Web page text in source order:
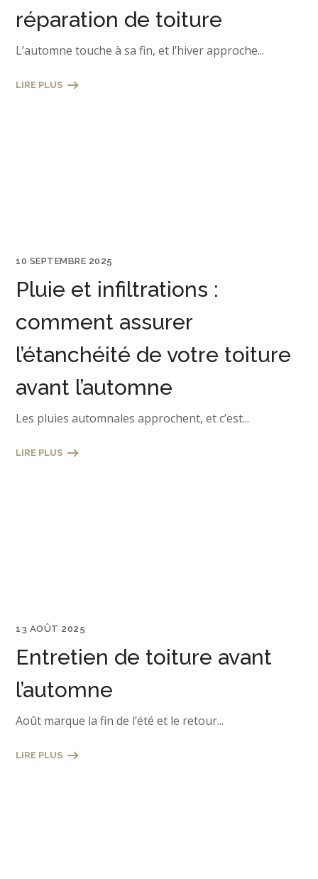
réparation de toiture
L’automne touche à sa fin, et l’hiver approche...
LIRE PLUS
10 SEPTEMBRE 2025
Pluie et infiltrations :
comment assurer
l’étanchéité de votre toiture
avant l’automne
Les pluies automnales approchent, et c’est...
LIRE PLUS
13 AOÛT 2025
Entretien de toiture avant
l’automne
Août marque la fin de l’été et le retour...
LIRE PLUS